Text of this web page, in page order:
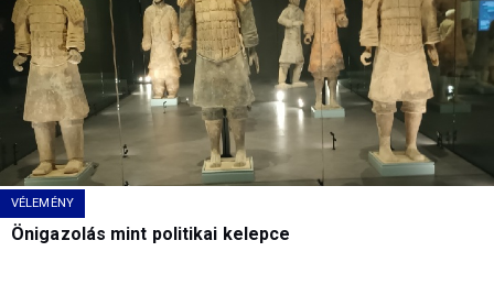
VÉLEMÉNY
Önigazolás mint politikai kelepce